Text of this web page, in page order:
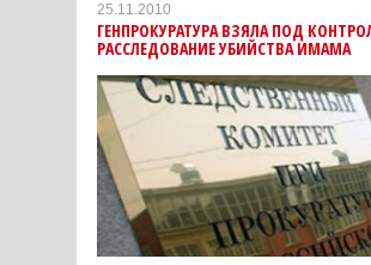
25.11.2010
ГЕНПРОКУРАТУРА ВЗЯЛА ПОД
РАССЛЕДОВАНИЕ УБИЙСТВА ИМАМА